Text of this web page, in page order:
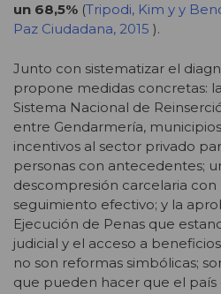
un 68,5% (Tripodi, Kim y y
Paz Ciudadana, 2015 ).
Junto con sistematizar el
propone medidas concretas:
Sistema Nacional de
entre Gendarmería, municipios
incentivos al sector privado
personas con antecedentes;
descompresión carcelaria con
seguimiento efectivo; y la
Ejecución de Penas que
judicial y el acceso a
no son reformas simbólicas;
que pueden hacer que el